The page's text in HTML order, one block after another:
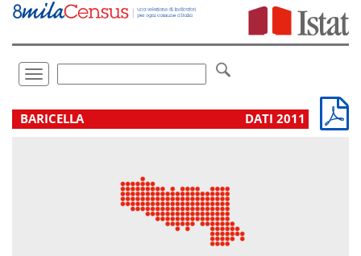
Vai
direttamente
Toggle
navigation
.
BARICELLA DATI 2011